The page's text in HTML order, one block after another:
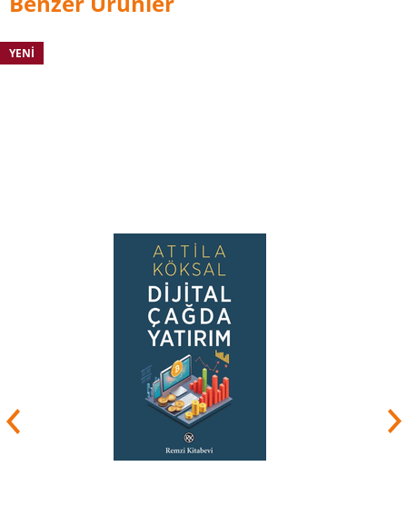
seçimleri ve referandumları yürütmekten
sorumlu bağımsız, partizan olmayan ajans olan
YENI